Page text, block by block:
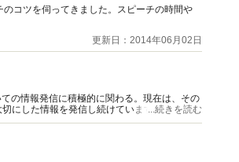
コツを伺ってきました。スピーチの時間や
更新日：2014年06月02日
の情報発信に積極的に関わる。現在は、その
にした情報を発信し続けています。...続きを読む